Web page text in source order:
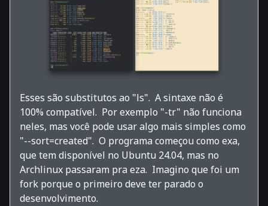
Esses são substitutos ao "ls". A sintaxe não é
100% compatível. Por exemplo "-tr" não funciona
neles, mas você pode usar algo mais simples como
"--sort=created". O programa começou como exa,
que tem disponível no Ubuntu 24.04, mas no
Archlinux passaram pra eza. Imagino que foi um
fork porque o primeiro deve ter parado o
desenvolvimento.